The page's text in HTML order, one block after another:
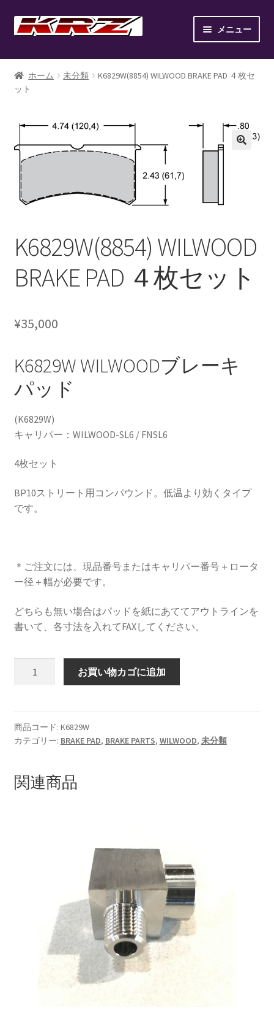
ナ
ビ
ー
へ
ス
キ
ッ
プ
コ
ン
ン
キ
ッ
プ
メニュー
ホーム
AIR SUSPENSION KIT
AIR SUSPENSION SETUP GALLERY
BILLET WHEEL
BRAKE PAD
CANOVER LIST
CANOVER BILLET STRUT “MADE IN JAPAN”
CANOVER GT-STRUT
CANOVER RIDE-STRUT AIR SUSPENSION
CLASSIC FORGED one-off billet wheel for LOWROD
EZ-AIR パワーユニット SYSTEM
HOLIX FORGED USA by classicforged
INTRO WHEELS
KRZ-power billet brake
KRZX 2PC FORGED WHEEL SIZE/PRICE LIST
KRZX FORGED BRAKE SYSTEM
KRZX FORGED WHEEL ALL DESINGS
KRZX-sports
LOWRIDER TECHNOLOGY
NV200 USV CUSTOM
ホーム 未分類
K6829W(8854) WILWOOD BRAKE PAD ４枚セ
ット
K6829W(8854) WILWOOD
BRAKE PAD ４枚セット
¥35,000
K6829W WILWOODブレーキ
パッド
(K6829W)
キャリパー：WILWOOD-SL6 / FNSL6
4枚セット
BP10ストリート用コンパウンド。低温より効くタイプ
です。
＊ご注文には、現品番号またはキャリパー番号＋ロータ
ー径＋幅が必要です。
どちらも無い場合はパッドを紙にあててアウトラインを
書いて、各寸法を入れてFAXしてください。
４
枚
ッ
ト
お買い物カゴに追加
商品コード: K6829W
カテゴリー: BRAKE PAD, BRAKE PARTS, WILWOOD, 未分類
関連商品